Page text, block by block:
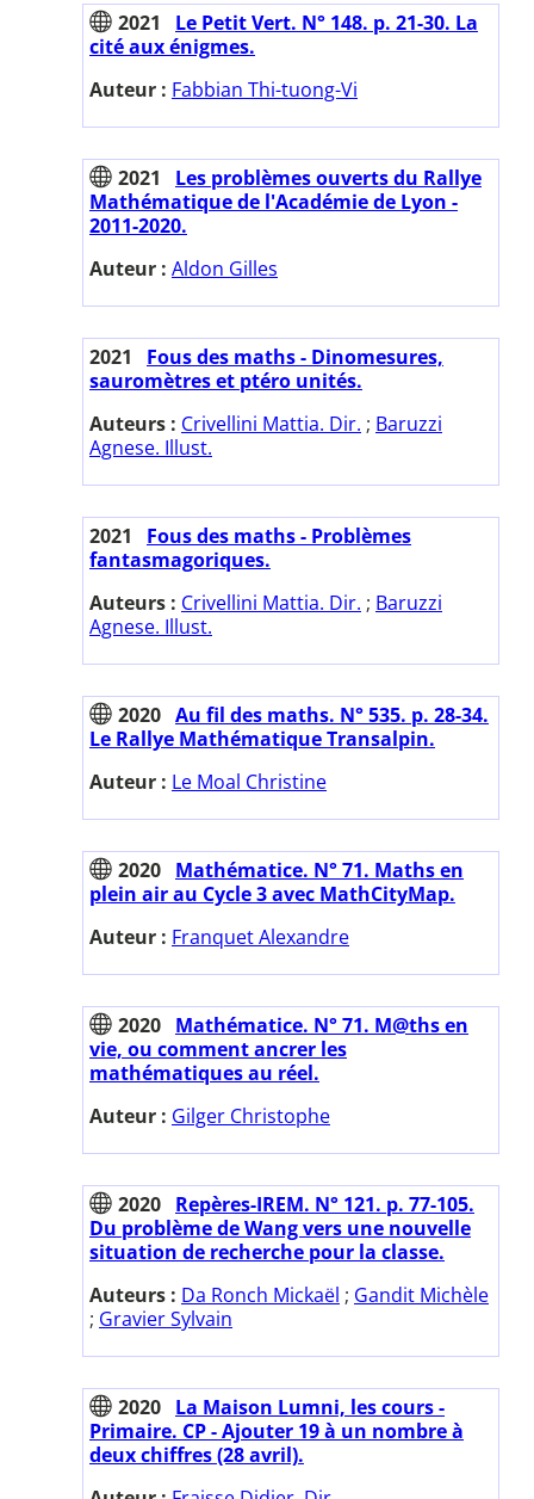
2021
Le Petit Vert. N° 148. p. 21-30. La
cité aux énigmes.
Auteur : Fabbian Thi-tuong-Vi
2021
Les problèmes ouverts du Rallye
Mathématique de l'Académie de Lyon -
2011-2020.
Auteur : Aldon Gilles
2021
Fous des maths - Dinomesures,
sauromètres et ptéro unités.
Auteurs : Crivellini Mattia. Dir. ; Baruzzi
Agnese. Illust.
2021
Fous des maths - Problèmes
fantasmagoriques.
Auteurs : Crivellini Mattia. Dir. ; Baruzzi
Agnese. Illust.
2020 Au fil des maths. N° 535. p. 28-34.
Le Rallye Mathématique Transalpin.
Auteur : Le Moal Christine
2020 Mathématice. N° 71. Maths en
plein air au Cycle 3 avec MathCityMap.
Auteur : Franquet Alexandre
2020 Mathématice. N° 71. M@ths en
vie, ou comment ancrer les
mathématiques au réel.
Auteur : Gilger Christophe
2020 Repères-IREM. N° 121. p. 77-105.
Du problème de Wang vers une nouvelle
situation de recherche pour la classe.
Auteurs : Da Ronch Mickaël ; Gandit Michèle
; Gravier Sylvain
2020 La Maison Lumni, les cours -
Primaire. CP - Ajouter 19 à un nombre à
deux chiffres (28 avril).